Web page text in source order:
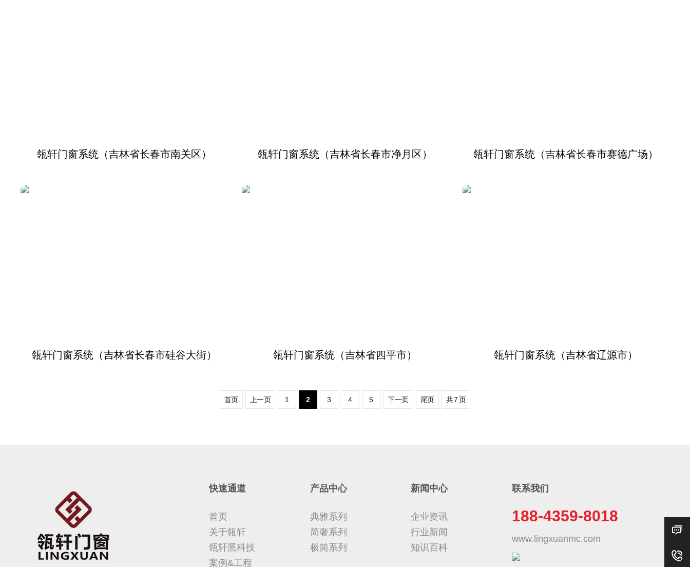
瓴轩门窗系统（吉林省长春市南关区） 瓴轩门窗系统（吉林省长春市净月区） 瓴轩门窗系统（吉林省长春市赛德广场）
瓴轩门窗系统（吉林省长春市硅谷大街） 瓴轩门窗系统（吉林省四平市） 瓴轩门窗系统（吉林省辽源市）
首页 上一页 1 2 3 4 5 下一页 尾页 共7页
联系我们
188-4359-8018
www.lingxuanmc.com
快速通道
首页
关于瓴轩
瓴轩黑科技
案例&工程
产品中心
典雅系列
简奢系列
极简系列
新闻中心
企业资讯
行业新闻
知识百科